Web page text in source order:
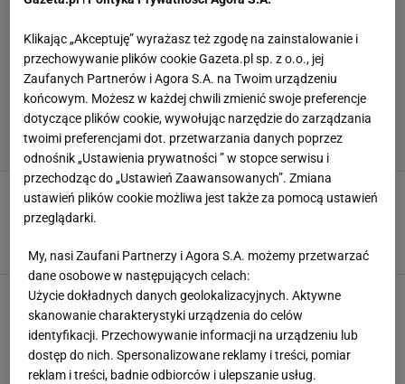
Koszule z wiązaniem zmienią zwykłą stylizację
w modowy HIT. Zobacz co znajdziesz w Mango,
Natalia Szyperek,17 MARCA 2026, 07:01
Tiulowe spódnice z Reserved w romantycznym
stylu zachwycają. Piękne też w Sinsay i
hiszpańskiej sieciówce Mango
Agata Zielińska, W materiale zamieszczono linki i
grafiki reklamowe, 15 MARCA 2026, 08:39
Klikając „Akceptuję” wyrażasz też zgodę na zainstalowanie i
przechowywanie plików cookie Gazeta.pl sp. z o.o., jej
Zaufanych Partnerów i Agora S.A. na Twoim urządzeniu
końcowym. Możesz w każdej chwili zmienić swoje preferencje
dotyczące plików cookie, wywołując narzędzie do zarządzania
twoimi preferencjami dot. przetwarzania danych poprzez
odnośnik „Ustawienia prywatności ” w stopce serwisu i
przechodząc do „Ustawień Zaawansowanych”. Zmiana
ustawień plików cookie możliwa jest także za pomocą ustawień
przeglądarki.
My, nasi Zaufani Partnerzy i Agora S.A. możemy przetwarzać
dane osobowe w następujących celach:
Użycie dokładnych danych geolokalizacyjnych. Aktywne
skanowanie charakterystyki urządzenia do celów
identyfikacji. Przechowywanie informacji na urządzeniu lub
dostęp do nich. Spersonalizowane reklamy i treści, pomiar
reklam i treści, badnie odbiorców i ulepszanie usług.